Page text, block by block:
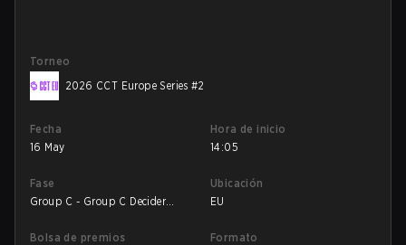
Torneo
2026 CCT Europe Series #2
Fecha
16 May
Hora de inicio
14:05
Fase
Group C - Group C Decider
Ubicación
EU
Bolsa de premios
Formato